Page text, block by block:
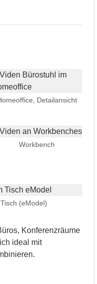
Detailansicht
Workbench
(eModel)
Konferenzräume
ideal mit